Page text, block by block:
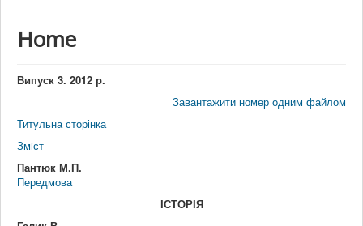
Home
Випуск 3. 2012 р.
Завантажити номер одним файлом
Титульна сторінка
Змiст
Пантюк М.П.
Передмова
ІСТОРІЯ